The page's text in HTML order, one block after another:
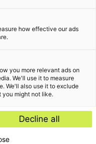
how effective our ads
you more relevant ads on
We'll use it to measure
We'll also use it to exclude
you might not like.
Decline all